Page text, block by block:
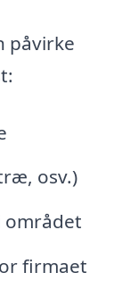
påvirke
osv.)
området
firmaet